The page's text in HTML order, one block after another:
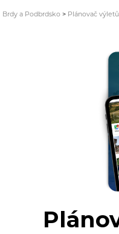
Brdy a Podbrdsko > Plánovač výletů